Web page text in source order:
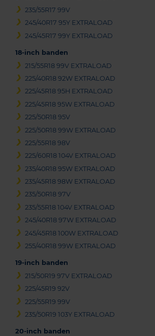
235/55R17 99V
245/40R17 95Y EXTRALOAD
245/45R17 99Y EXTRALOAD
18-inch banden
215/55R18 99V EXTRALOAD
225/40R18 92W EXTRALOAD
225/45R18 95H EXTRALOAD
225/45R18 95W EXTRALOAD
225/50R18 95V
225/50R18 99W EXTRALOAD
225/55R18 98V
225/60R18 104V EXTRALOAD
235/40R18 95W EXTRALOAD
235/45R18 98W EXTRALOAD
235/50R18 97V
235/55R18 104V EXTRALOAD
245/40R18 97W EXTRALOAD
245/45R18 100W EXTRALOAD
255/40R18 99W EXTRALOAD
19-inch banden
215/50R19 97V EXTRALOAD
225/45R19 92V
225/55R19 99V
235/50R19 103Y EXTRALOAD
20-inch banden